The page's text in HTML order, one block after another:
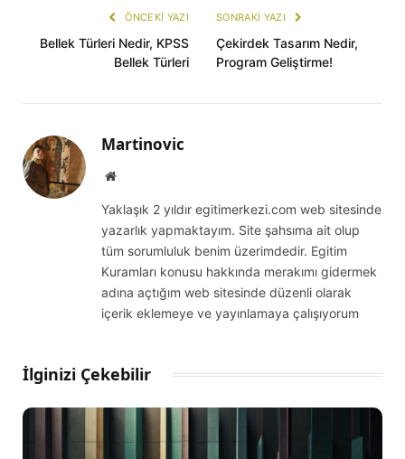
ÖNCEKI YAZI
Bellek Türleri Nedir, KPSS
Bellek Türleri
SONRAKI YAZI
Çekirdek Tasarım Nedir,
Program Geliştirme!
Martinovic
Website
Yaklaşık 2 yıldır egitimerkezi.com web sitesinde
yazarlık yapmaktayım. Site şahsıma ait olup
tüm sorumluluk benim üzerimdedir. Egitim
Kuramları konusu hakkında merakımı gidermek
adına açtığım web sitesinde düzenli olarak
içerik eklemeye ve yayınlamaya çalışıyorum
İlginizi Çekebilir